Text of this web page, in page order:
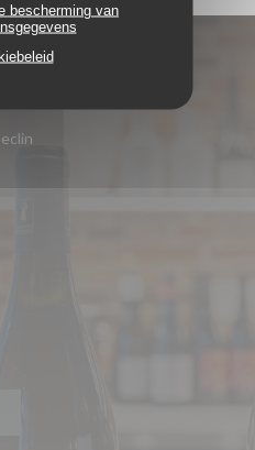
bescherming van